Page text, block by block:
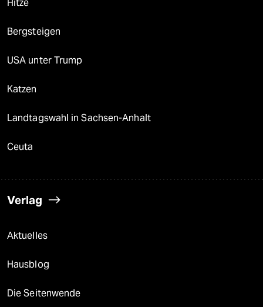
Hitze
Bergsteigen
USA unter Trump
Katzen
Landtagswahl in Sachsen-Anhalt
Ceuta
Verlag
Aktuelles
Hausblog
Die Seitenwende